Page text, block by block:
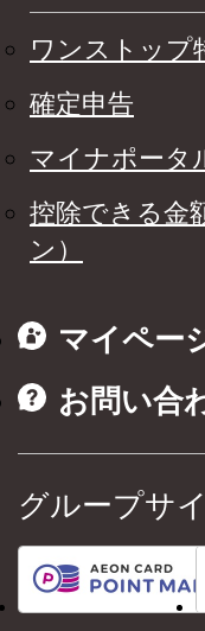
ワンストップ
確定申告
マイナポータ
控除できる金
ン）
マイペー
お問い合
グループサ